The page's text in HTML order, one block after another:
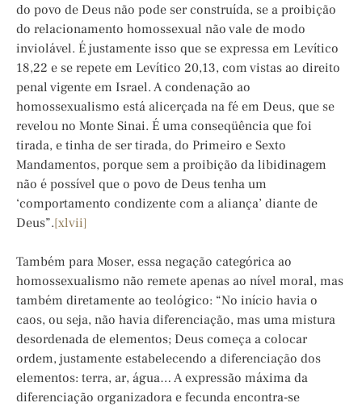
do povo de Deus não pode ser construída, se a proibição
do relacionamento homossexual não vale de modo
inviolável. É justamente isso que se expressa em Levítico
18,22 e se repete em Levítico 20,13, com vistas ao direito
penal vigente em Israel. A condenação ao
homossexualismo está alicerçada na fé em Deus, que se
revelou no Monte Sinai. É uma conseqüência que foi
tirada, e tinha de ser tirada, do Primeiro e Sexto
Mandamentos, porque sem a proibição da libidinagem
não é possível que o povo de Deus tenha um
‘comportamento condizente com a aliança’ diante de
Deus”.[xlvii]
Também para Moser, essa negação categórica ao
homossexualismo não remete apenas ao nível moral, mas
também diretamente ao teológico: “No início havia o
caos, ou seja, não havia diferenciação, mas uma mistura
desordenada de elementos; Deus começa a colocar
ordem, justamente estabelecendo a diferenciação dos
elementos: terra, ar, água… A expressão máxima da
diferenciação organizadora e fecunda encontra-se